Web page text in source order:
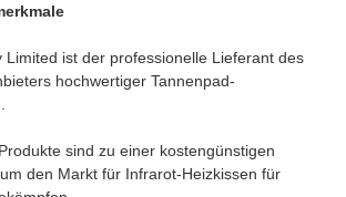
Limited ist der professionelle Lieferant des
hochwertiger Tannenpad-
sind zu einer kostengünstigen
den Markt für Infrarot-Heizkissen für